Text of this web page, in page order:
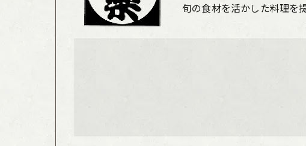
旬の食材を活かした料理を